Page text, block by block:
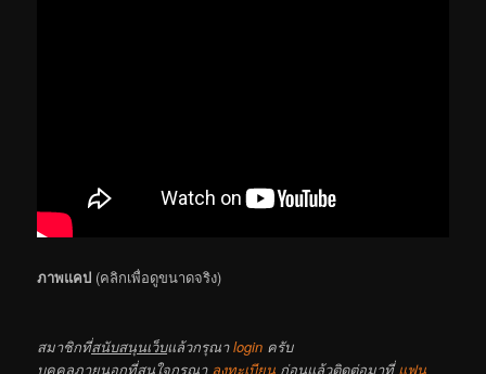
ภาพแคป (คลิกเพื่อดูขนาดจริง)
สมาชิกที่สนับสนุนเว็บแล้วกรุณาlogin ครับ
บุคคลภายนอกที่สนใจกรุณา ลงทะเบียน ก่อนแล้วติดต่อมาที่แฟน